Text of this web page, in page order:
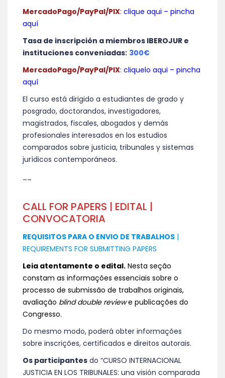
MercadoPago/PayPal/PIX: clique aqui – pincha
aquí
Tasa de inscripción a miembros IBEROJUR e
instituciones conveniadas: 300€
MercadoPago/PayPal/PIX: cliquelo aqui – pincha
aquí
El curso está dirigido a estudiantes de grado y
posgrado, doctorandos, investigadores,
magistrados, fiscales, abogados y demás
profesionales interesados en los estudios
comparados sobre justicia, tribunales y sistemas
jurídicos contemporáneos.
CALL FOR PAPERS | EDITAL |
CONVOCATORIA
REQUISITOS PARA O ENVIO DE TRABALHOS |
REQUIREMENTS FOR SUBMITTING PAPERS
Leia atentamente o edital. Nesta seção
constam as informações essenciais sobre o
processo de submissão de trabalhos originais,
avaliação blind double reviewe publicações do
Congresso.
Do mesmo modo, poderá obter informações
sobre inscrições, certificados e direitos autorais.
Os participantes do “CURSO INTERNACIONAL
JUSTICIA EN LOS TRIBUNALES: una visión comparada